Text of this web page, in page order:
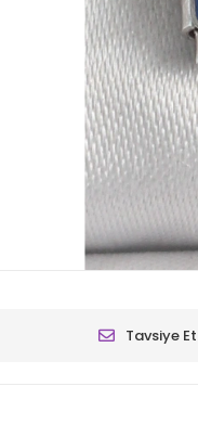
Tavsiye Et